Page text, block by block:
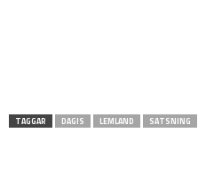
TAGGAR DAGIS LEMLAND SATSNING